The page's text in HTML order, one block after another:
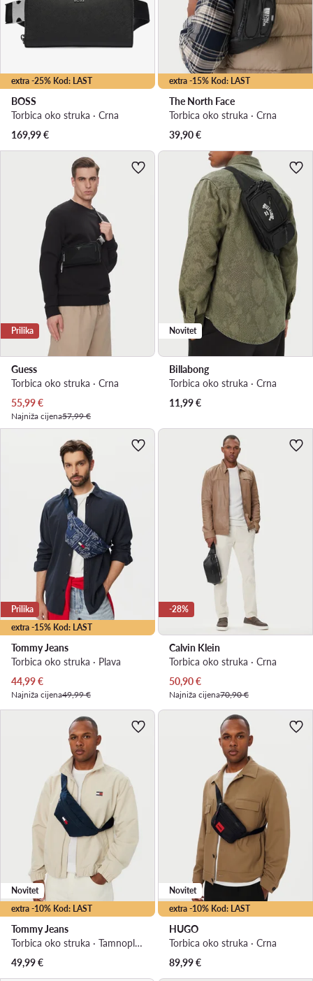
extra -25% Kod: LAST
BOSS
Torbica oko struka · Crna
169,99€
extra -15% Kod: LAST
The North Face
Torbica oko struka · Crna
39,90€
Prilika
Guess
Torbica oko struka · Crna
Trenutna cijena
55,99€
Najniža cijena57,99 €
Novitet
Billabong
Torbica oko struka · Crna
11,99€
extra -15% Kod: LAST
Prilika
Tommy Jeans
Torbica oko struka · Plava
Trenutna cijena
44,99€
Najniža cijena49,99 €
-28%
Calvin Klein
Torbica oko struka · Crna
Trenutna cijena
50,90€
Najniža cijena70,90 €
extra -10% Kod: LAST
Novitet
Tommy Jeans
Torbica oko struka · Tamnoplava
49,99€
extra -10% Kod: LAST
Novitet
HUGO
Torbica oko struka · Crna
89,99€